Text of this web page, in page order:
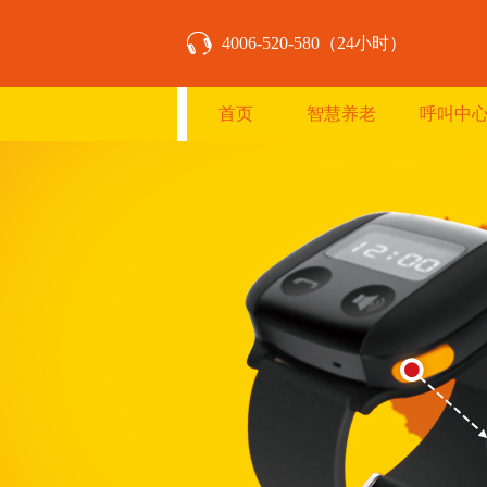
4006-520-580（24小时）
首页 智慧养老 呼叫中